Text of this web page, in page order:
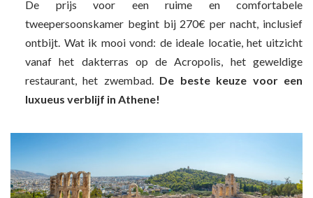
De prijs voor een ruime en comfortabele
tweepersoonskamer begint bij 270€ per nacht, inclusief
ontbijt. Wat ik mooi vond: de ideale locatie, het uitzicht
vanaf het dakterras op de Acropolis, het geweldige
restaurant, het zwembad. De beste keuze voor een
luxueus verblijf in Athene!